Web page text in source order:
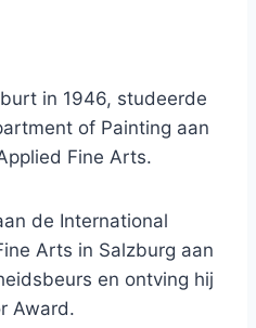
in 1946, studeerde
of Painting aan
Fine Arts.
de International
Arts in Salzburg aan
en ontving hij
Award.